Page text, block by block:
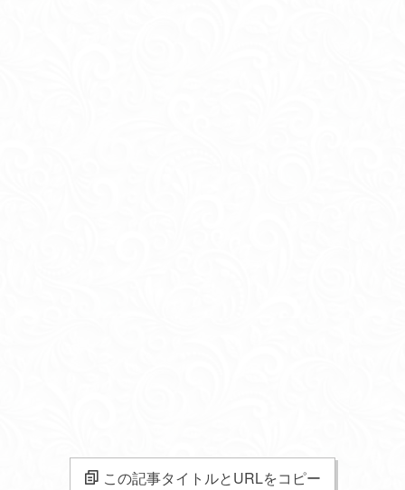
この記事タイトルとURLをコピー